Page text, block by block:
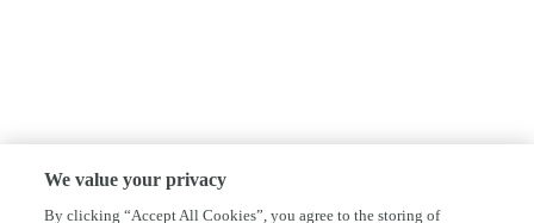
We value your privacy
By clicking “Accept All Cookies”, you agree to the storing of